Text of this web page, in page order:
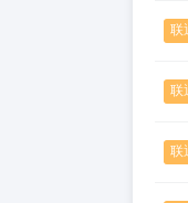
联
联
联